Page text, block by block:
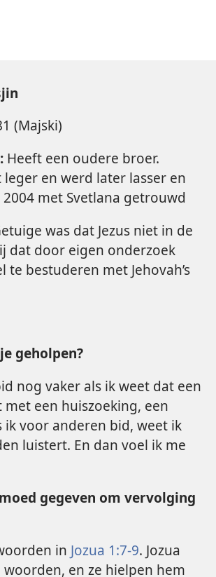
(Majski)
Heeft een oudere broer.
en werd later lasser en
met Svetlana getrouwd
was dat Jezus niet in de
dat door eigen onderzoek
bestuderen met Jehovah’s
geholpen?
nog vaker als ik weet dat een
een huiszoeking, een
voor anderen bid, weet ik
luistert. En dan voel ik me
gegeven om vervolging
in Jozua 1:7-9. Jozua
en ze hielpen hem